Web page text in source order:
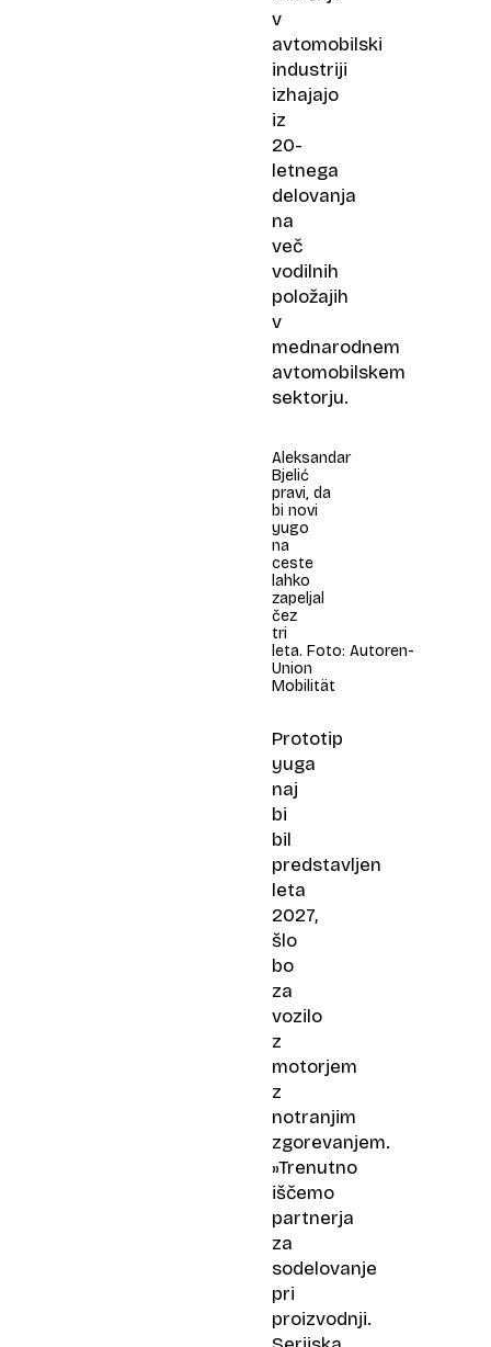
v
avtomobilski
industriji
izhajajo
iz
20-
letnega
delovanja
na
več
vodilnih
položajih
v
mednarodnem
avtomobilskem
sektorju.
Aleksandar
Bjelić
pravi, da
bi novi
yugo
na
ceste
lahko
zapeljal
čez
tri
leta. Foto: Autoren-
Union
Mobilität
Prototip
yuga
naj
bi
bil
predstavljen
leta
2027,
šlo
bo
za
vozilo
z
motorjem
z
notranjim
zgorevanjem.
»Trenutno
iščemo
partnerja
za
sodelovanje
pri
proizvodnji.